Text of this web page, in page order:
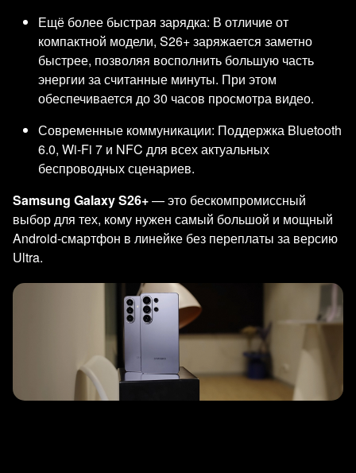
Ещё более быстрая зарядка: В отличие от
компактной модели, S26+ заряжается заметно
быстрее, позволяя восполнить большую часть
энергии за считанные минуты. При этом
обеспечивается до 30 часов просмотра видео.
Современные коммуникации: Поддержка Bluetooth
6.0, Wi-Fi 7 и NFC для всех актуальных
беспроводных сценариев.
Samsung Galaxy S26+— это бескомпромиссный
выбор для тех, кому нужен самый большой и мощный
Android-смартфон в линейке без переплаты за версию
Ultra.